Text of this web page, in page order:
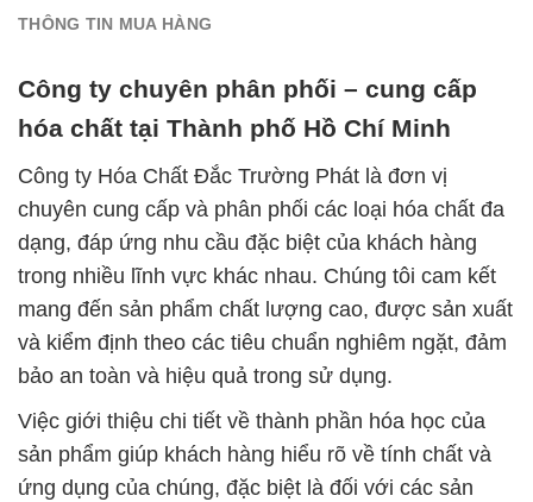
THÔNG TIN MUA HÀNG
Công ty chuyên phân phối – cung cấp
hóa chất tại Thành phố Hồ Chí Minh
Công ty Hóa Chất Đắc Trường Phát là đơn vị
chuyên cung cấp và phân phối các loại hóa chất đa
dạng, đáp ứng nhu cầu đặc biệt của khách hàng
trong nhiều lĩnh vực khác nhau. Chúng tôi cam kết
mang đến sản phẩm chất lượng cao, được sản xuất
và kiểm định theo các tiêu chuẩn nghiêm ngặt, đảm
bảo an toàn và hiệu quả trong sử dụng.
Việc giới thiệu chi tiết về thành phần hóa học của
sản phẩm giúp khách hàng hiểu rõ về tính chất và
ứng dụng của chúng, đặc biệt là đối với các sản